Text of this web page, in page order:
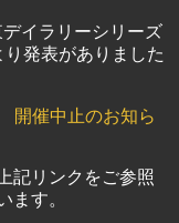
イラリーシリーズ
発表がありました
開催中止のお知ら
記リンクをご参照
ます。